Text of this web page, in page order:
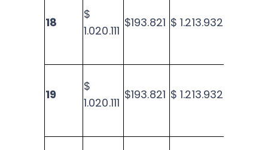
18
$
1.020.111
$193.821 $ 1.213.932
19
$
1.020.111
$193.821 $ 1.213.932